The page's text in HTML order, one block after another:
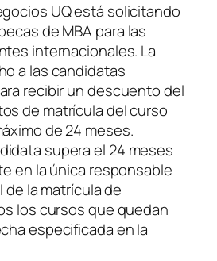
UQ está solicitando
de MBA para las
internacionales. La
a las candidatas
recibir un descuento del
de matrícula del curso
de 24 meses.
supera el 24 meses
en la única responsable
la matrícula de
los cursos que quedan
especificada en la